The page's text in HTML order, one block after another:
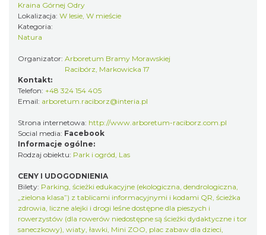
Kraina Górnej Odry
Lokalizacja: W lesie, W mieście
Kategoria:
Natura
Organizator: Arboretum Bramy Morawskiej
Racibórz, Markowicka 17
Kontakt:
Telefon: +48 324 154 405
Email: arboretum.raciborz@interia.pl
Strona internetowa: http://www.arboretum-raciborz.com.pl
Social media: Facebook
Informacje ogólne:
Rodzaj obiektu: Park i ogród, Las
CENY I UDOGODNIENIA
Bilety: Parking, ścieżki edukacyjne (ekologiczna, dendrologiczna,
„zielona klasa”) z tablicami informacyjnymi i kodami QR, ścieżka
zdrowia, liczne alejki i drogi leśne dostępne dla pieszych i
rowerzystów (dla rowerów niedostępne są ścieżki dydaktyczne i tor
saneczkowy), wiaty, ławki, Mini ZOO, plac zabaw dla dzieci,